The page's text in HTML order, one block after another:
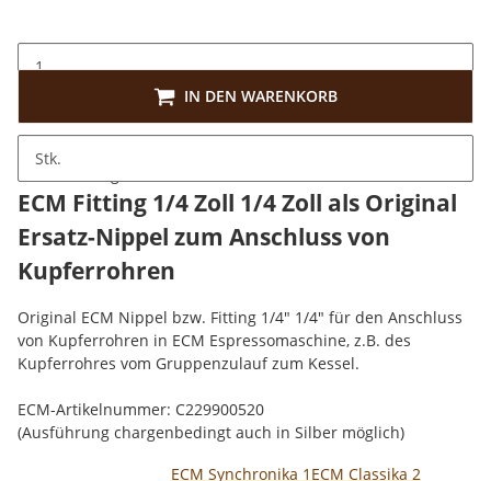
Stk.
IN DEN WARENKORB
Beschreibung
ECM Fitting 1/4 Zoll 1/4 Zoll als Original
Ersatz-Nippel zum Anschluss von
Kupferrohren
Original ECM Nippel bzw. Fitting 1/4" 1/4" für den Anschluss
von Kupferrohren in ECM Espressomaschine, z.B. des
Kupferrohres vom Gruppenzulauf zum Kessel.
ECM-Artikelnummer: C229900520
(Ausführung chargenbedingt auch in Silber möglich)
ECM Synchronika 1 ECM Classika 2